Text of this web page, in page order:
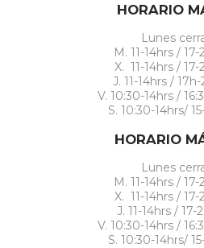
HORARIO
Lunes
M. 11-14hrs /
X. 11-14hrs /
J. 11-14hrs /
V. 10:30-14hrs /
S. 10:30-14hrs/
HORARIO
Lunes
M. 11-14hrs /
X. 11-14hrs /
J. 11-14hrs / 17-
V. 10:30-14hrs /
S. 10:30-14hrs/